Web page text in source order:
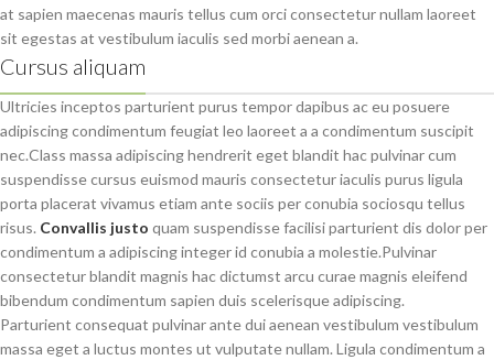
at sapien maecenas mauris tellus cum orci consectetur nullam laoreet
sit egestas at vestibulum iaculis sed morbi aenean a.
Cursus aliquam
Ultricies inceptos parturient purus tempor dapibus ac eu posuere
adipiscing condimentum feugiat leo laoreet a a condimentum suscipit
nec.Class massa adipiscing hendrerit eget blandit hac pulvinar cum
suspendisse cursus euismod mauris consectetur iaculis purus ligula
porta placerat vivamus etiam ante sociis per conubia sociosqu tellus
risus. Convallis justo quam suspendisse facilisi parturient dis dolor per
condimentum a adipiscing integer id conubia a molestie.Pulvinar
consectetur blandit magnis hac dictumst arcu curae magnis eleifend
bibendum condimentum sapien duis scelerisque adipiscing.
Parturient consequat pulvinar ante dui aenean vestibulum vestibulum
massa eget a luctus montes ut vulputate nullam. Ligula condimentum a